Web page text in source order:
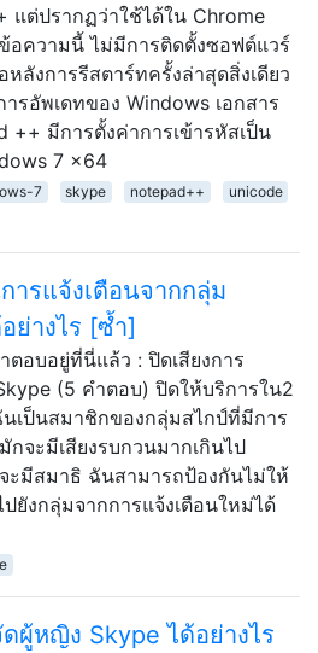
แต่ปรากฏว่าใช้ได้ใน Chrome
อความนี้ ไม่มีการติดตั้งซอฟต์แวร์
ลังการรีสตาร์ทครั้งล่าสุดสิ่งเดียว
รอัพเดทของ Windows เอกสาร
++ มีการตั้งค่าการเข้ารหัสเป็น
7 x64
7 skype notepad++
unicode
ารแจ้งเตือนจากกลุ่ม
ย่างไร [ซ้ำ]
อบอยู่ที่นี่แล้ว : ปิดเสียงการ
(5 คำตอบ) ปิดให้บริการใน2
เป็นสมาชิกของกลุ่มสไกป์ที่มีการ
กจะมีเสียงรบกวนมากเกินไป
ะมีสมาธิ ฉันสามารถป้องกันไม่ให้
ยังกลุ่มจากการแจ้งเตือนใหม่ได้
ผู้หญิง Skype ได้อย่างไร